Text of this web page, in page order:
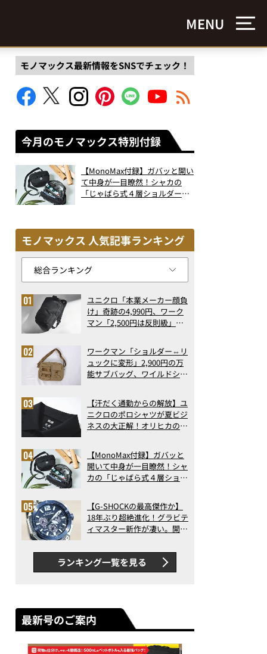
MENU
モノマックス最新情報をSNSでチェック！
今月のモノマックス特別付録
【MonoMax付録】ガバッと開い
て中身が一目瞭然！シャカの
「じゃばら式４層ショルダーバ
モノマックス 人気記事ランキング
ユニクロ「本業メーカー顔負
け」奇跡の4,990円、ワーク
マン「2,500円は反則級」凄
ト3】（2026年6月版）
ワークマン「ショルダー⇔リ
ュックに変形」2,900円の万
能サブバッグ、ワイルドシン
記事ランキングベスト3】
（2026年6月版）
【汗だく通勤からの解放】ユ
ニクロのポロシャツが夏ビジ
ネスの大正解！オリヒカの透
アの実力
【MonoMax付録】ガバッと
開いて中身が一目瞭然！シャ
カの「じゃばら式４層ショル
った！
【G-SHOCKの最高傑作か】
18年ぶり超絶進化！グラビテ
ィマスター新作が凄い。開発
新ムーブメントの衝撃
ランキング一覧を見る
最新号のご案内